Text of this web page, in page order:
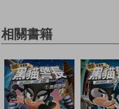
相關書籍